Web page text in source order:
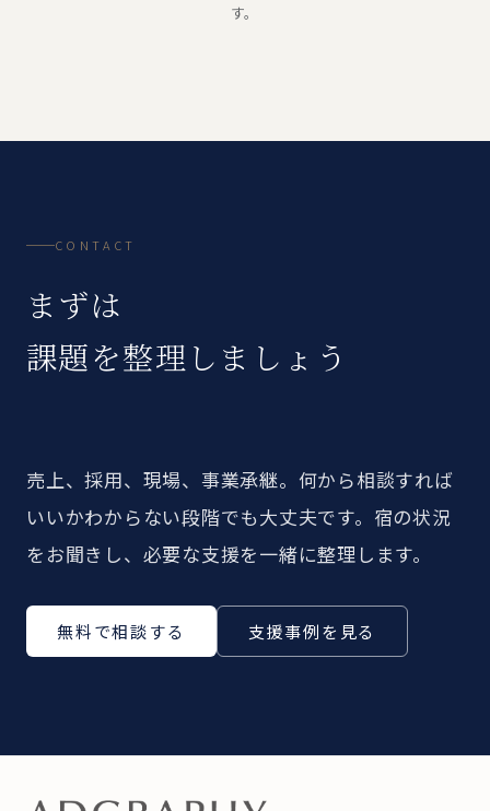
す。
CONTACT
まずは
課題を整理しましょう
売上、採用、現場、事業承継。何から相談すれば
いいかわからない段階でも大丈夫です。宿の状況
をお聞きし、必要な支援を一緒に整理します。
無料で相談する 支援事例を見る